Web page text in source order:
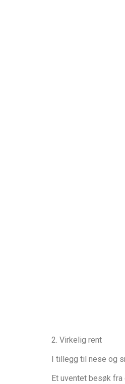
2. Virkelig rent
I tillegg til nese og
Et uventet besøk